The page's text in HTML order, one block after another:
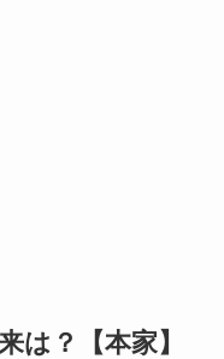
は？【本家】